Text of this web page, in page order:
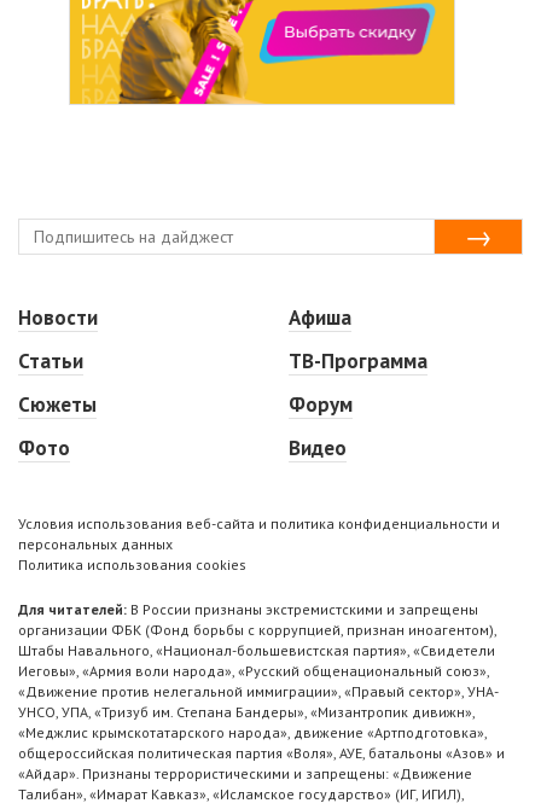
Новости
Статьи
Сюжеты
Фото
Афиша
ТВ-Программа
Форум
Видео
Условия использования веб-сайта и политика конфиденциальности и
персональных данных
Политика использования cookies
Для читателей: В России признаны экстремистскими и запрещены
организации ФБК (Фонд борьбы с коррупцией, признан иноагентом),
Штабы Навального, «Национал-большевистская партия», «Свидетели
Иеговы», «Армия воли народа», «Русский общенациональный союз»,
«Движение против нелегальной иммиграции», «Правый сектор», УНА-
УНСО, УПА, «Тризуб им. Степана Бандеры», «Мизантропик дивижн»,
«Меджлис крымскотатарского народа», движение «Артподготовка»,
общероссийская политическая партия «Воля», АУЕ, батальоны «Азов» и
«Айдар». Признаны террористическими и запрещены: «Движение
Талибан», «Имарат Кавказ», «Исламское государство» (ИГ, ИГИЛ),